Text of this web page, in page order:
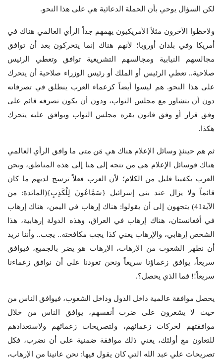
لكن السؤال يوحي بأن الحملة الدعائية هي على هذا النحو.
ولاحظوا الآخرون مثلاً الأمريكيون يهمهم جداً الرأي العالمي هناك في
أمريكا وفي بلدان أوروبا؛ لأنهم هناك إنما يتحركون بعد أن توافق
مجالسهم النيابية ومجالسهم التشريعية توافق وتعطي الرئيس
صلاحية.. تعطي الرئيس أو الملك أو رئيس الوزراء صلاحية أن يتحرك
على هذا النحو. هم ليسوا أيضاً كزعماء العرب ينطلق في تصرفاته
دون أن يتشاور مع مجلس النواب، ودون أن يكون تصرفه قائم على
وفق قرار أو وفق قانون يقره مجلس النواب ويوافق عليه يتحرك
هكذا.
ثم هم حينئذٍ وسائل الإعلام هناك هي مَن متى ما وافق الرأي العالمي
هناك فوسائل الإعلام هي من تتجه إلى هنا إلى هذه المناطق، ونحن
العرب يكفينا قليل من الكلام؛ لأن العرب فعلاً ترسخ لديهم ما كان
قائماً ولا يزال عند بني إسرائيل {سَمَّاعُونَ لِلْكَذِبِ}(المائدة: من
الآية41) يتجهون إلى أن يقولوا: هناك إرهاب في اليمن، هناك إرهاب
في أفغانستان، هناك إرهاب في العراق، وهذه الدولة إرهابية، هذا
الشخص إرهابي، والإرهاب يعني كذا يجب مكافحته.. يجب.. وأننا نريد
أن نطهر الشعوب من الإرهاب، الإرهاب هو يضر بالجميع، فيوافق
سريعاً، يوافق زعماؤنا سريعاً ونحن تعودنا على أن نوافق زعماءنا
سريعاً!! فما الذي يحصل؟.
يحصل موافقة عالمية داخل الدول وداخل الشعوب، فيوافق الناس من
حيث لا يشعرون على ضرب أنفسهم، يوافق الناس من خلال
موافقتهم لحركات زعمائهم، ولتصريحات زعمائهم ولاستعدادهم
للتعاون مع أولئك، يعني ذلك موافقة ضمنية على أن نضرب، فكل
تصريحات علي عبد الله التي كان يقول فيها: نحن عانينا من الإرهاب،